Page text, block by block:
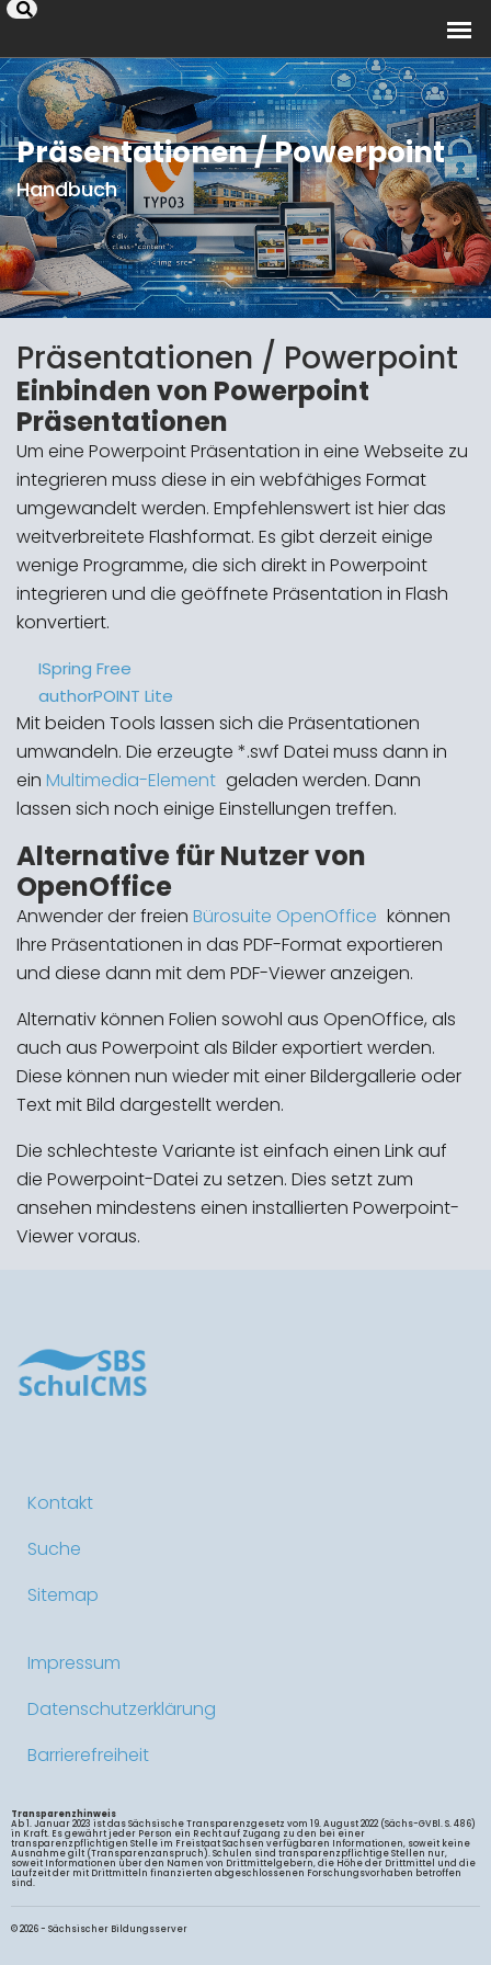
Präsentationen / Powerpoint
Handbuch
Präsentationen / Powerpoint
Einbinden von Powerpoint
Präsentationen
Um eine Powerpoint Präsentation in eine Webseite zu
integrieren muss diese in ein webfähiges Format
umgewandelt werden. Empfehlenswert ist hier das
weitverbreitete Flashformat. Es gibt derzeit einige
wenige Programme, die sich direkt in Powerpoint
integrieren und die geöffnete Präsentation in Flash
konvertiert.
ISpring Free
authorPOINT Lite
Mit beiden Tools lassen sich die Präsentationen
umwandeln. Die erzeugte *.swf Datei muss dann in
ein Multimedia-Element geladen werden. Dann
lassen sich noch einige Einstellungen treffen.
Alternative für Nutzer von
OpenOffice
Anwender der freien Bürosuite OpenOffice können
Ihre Präsentationen in das PDF-Format exportieren
und diese dann mit dem PDF-Viewer anzeigen.
Alternativ können Folien sowohl aus OpenOffice, als
auch aus Powerpoint als Bilder exportiert werden.
Diese können nun wieder mit einer Bildergallerie oder
Text mit Bild dargestellt werden.
Die schlechteste Variante ist einfach einen Link auf
die Powerpoint-Datei zu setzen. Dies setzt zum
ansehen mindestens einen installierten Powerpoint-
Viewer voraus.
Kontakt
Suche
Sitemap
Impressum
Datenschutzerklärung
Barrierefreiheit
Transparenzhinweis
Ab 1. Januar 2023 ist das Sächsische Transparenzgesetz vom 19. August 2022 (Sächs-GVBl. S. 486)
in Kraft. Es gewährt jeder Person ein Recht auf Zugang zu den bei einer
transparenzpflichtigen Stelle im Freistaat Sachsen verfügbaren Informationen, soweit keine
Ausnahme gilt (Transparenzanspruch). Schulen sind transparenzpflichtige Stellen nur,
soweit Informationen über den Namen von Drittmittelgebern, die Höhe der Drittmittel und die
Laufzeit der mit Drittmitteln finanzierten abgeschlossenen Forschungsvorhaben betroffen
sind.
© 2026 - Sächsischer Bildungsserver